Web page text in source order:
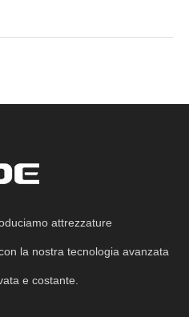
attrezzature
la nostra tecnologia avanzata
e costante.